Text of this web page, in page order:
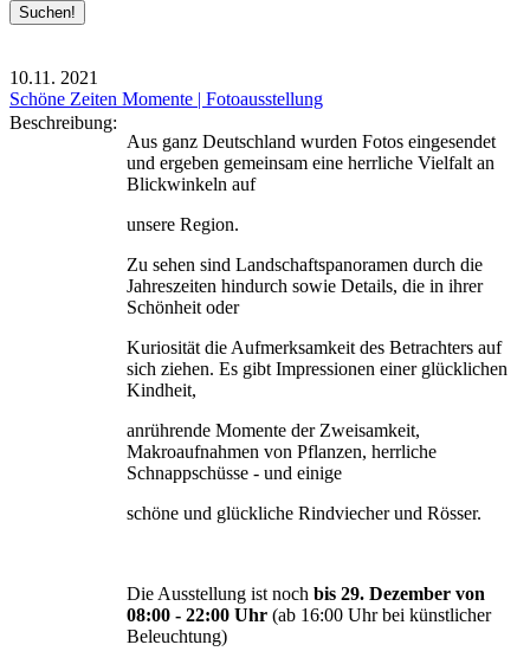
10.11. 2021
Schöne Zeiten Momente | Fotoausstellung
Beschreibung:
Aus ganz Deutschland wurden Fotos eingesendet
und ergeben gemeinsam eine herrliche Vielfalt an
Blickwinkeln auf
unsere Region.
Zu sehen sind Landschaftspanoramen durch die
Jahreszeiten hindurch sowie Details, die in ihrer
Schönheit oder
Kuriosität die Aufmerksamkeit des Betrachters auf
sich ziehen. Es gibt Impressionen einer glücklichen
Kindheit,
anrührende Momente der Zweisamkeit,
Makroaufnahmen von Pflanzen, herrliche
Schnappschüsse - und einige
schöne und glückliche Rindviecher und Rösser.
Die Ausstellung ist noch bis 29. Dezember von
08:00 - 22:00 Uhr (ab 16:00 Uhr bei künstlicher
Beleuchtung)